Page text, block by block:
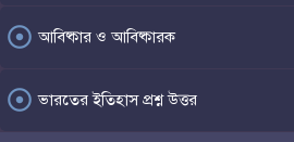
adjust আবিষ্কার ও আবিষ্কারক
adjust ভারতের ইতিহাস প্রশ্ন উত্তর